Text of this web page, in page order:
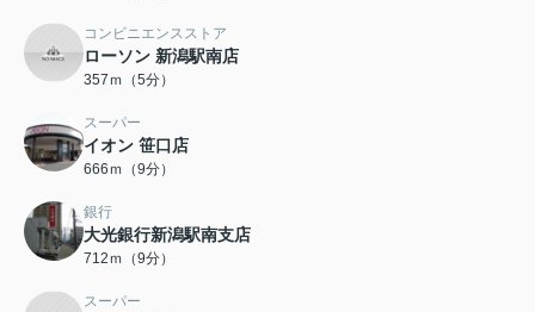
コンビニエンスストア
ローソン 新潟駅南店
357ｍ（5分）
スーパー
イオン 笹口店
666ｍ（9分）
銀行
大光銀行新潟駅南支店
712ｍ（9分）
スーパー